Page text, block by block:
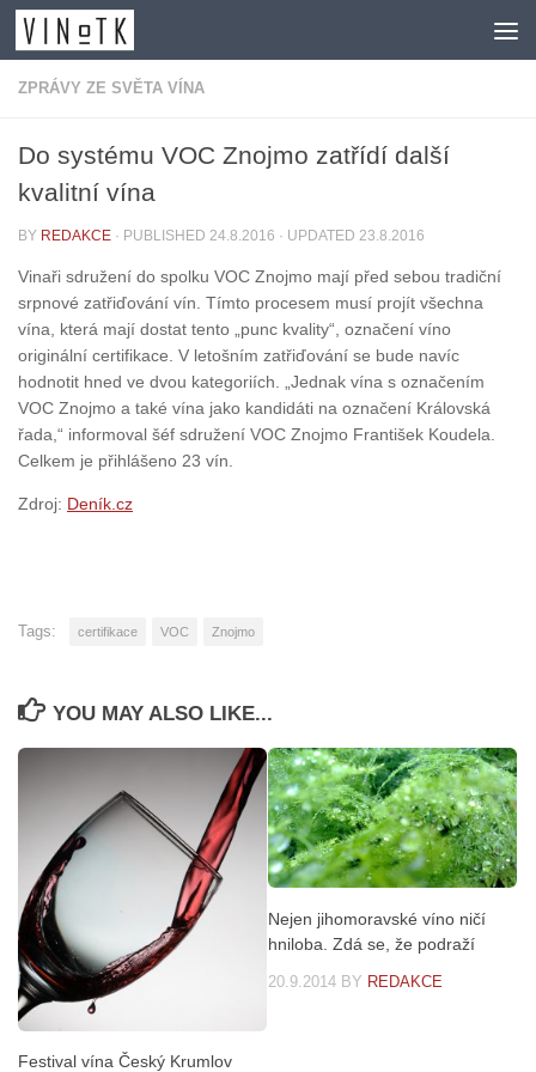
Skip to content
ZPRÁVY ZE SVĚTA VÍNA
Do systému VOC Znojmo zatřídí další
kvalitní vína
BY REDAKCE · PUBLISHED 24.8.2016 · UPDATED 23.8.2016
Vinaři sdružení do spolku VOC Znojmo mají před sebou tradiční
srpnové zatřiďování vín. Tímto procesem musí projít všechna
vína, která mají dostat tento „punc kvality“, označení víno
originální certifikace. V letošním zatřiďování se bude navíc
hodnotit hned ve dvou kategoriích. „Jednak vína s označením
VOC Znojmo a také vína jako kandidáti na označení Královská
řada,“ informoval šéf sdružení VOC Znojmo František Koudela.
Celkem je přihlášeno 23 vín.
Zdroj: Deník.cz
Tags: certifikace VOC Znojmo
YOU MAY ALSO LIKE...
Festival vína Český Krumlov
Nejen jihomoravské víno ničí
hniloba. Zdá se, že podraží
20.9.2014 BY REDAKCE